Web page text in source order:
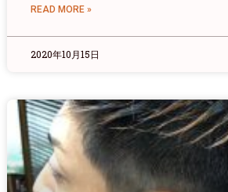
READ MORE »
2020年10月15日